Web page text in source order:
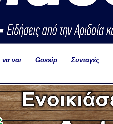
να ναι Gossip Συνταγές